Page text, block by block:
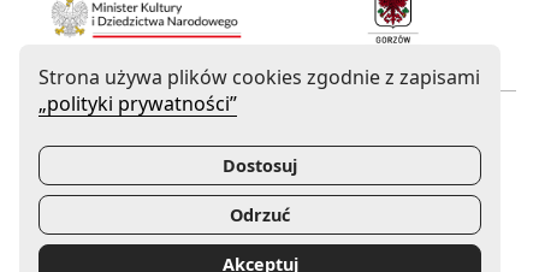
Uwaga, link zostanie
Mecenas Filharmonii Gorzowskiej
Uwaga, link zostanie otwarty w nowym oknie
Sponsor Główny Filharmonii Gorzowskiej
Strona używa plików cookies zgodnie z zapisami
„polityki prywatności”
Dostosuj
Odrzuć
Akceptuj